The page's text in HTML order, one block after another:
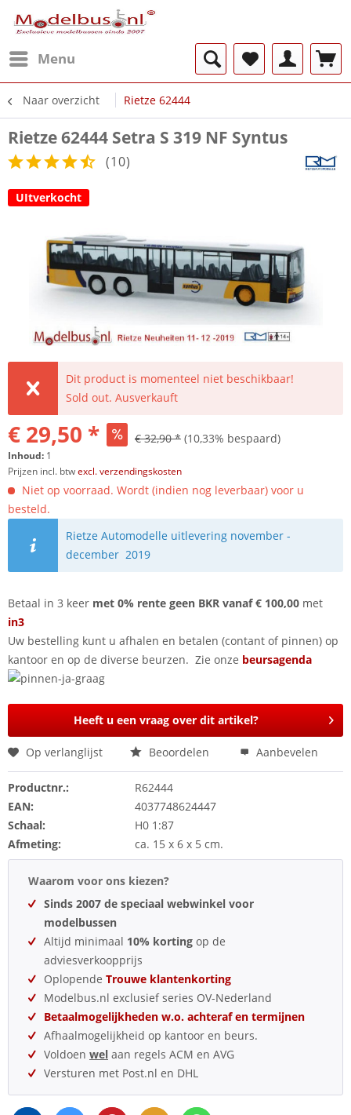
Menu
Naar overzicht Rietze 62444
Rietze 62444 Setra S 319 NF Syntus
(10)
UItverkocht
Dit product is momenteel niet beschikbaar!
Sold out. Ausverkauft
€ 29,50 * € 32,90 * (10,33% bespaard)
Inhoud: 1
Prijzen incl. btwexcl. verzendingskosten
Niet op voorraad. Wordt (indien nog leverbaar) voor u
besteld.
Rietze Automodelle uitlevering november -
december 2019
Betaal in 3 keer met 0% rente geen BKR vanaf € 100,00 met
in3
Uw bestelling kunt u afhalen en betalen (contant of pinnen) op
kantoor en op de diverse beurzen. Zie onze beursagenda
Heeft u een vraag over dit artikel?
Op verlanglijst Beoordelen Aanbevelen
Productnr.:
R62444
EAN:
4037748624447
Schaal:
H0 1:87
Afmeting:
ca. 15 x 6 x 5 cm.
Waarom voor ons kiezen?
Sinds 2007 de speciaal webwinkel voor
modelbussen
Altijd minimaal 10% korting op de
adviesverkoopprijs
Oplopende Trouwe klantenkorting
Modelbus.nl exclusief series OV-Nederland
Betaalmogelijkheden w.o. achteraf en termijnen
Afhaalmogelijkheid op kantoor en beurs.
Voldoen wel aan regels ACM en AVG
Versturen met Post.nl en DHL